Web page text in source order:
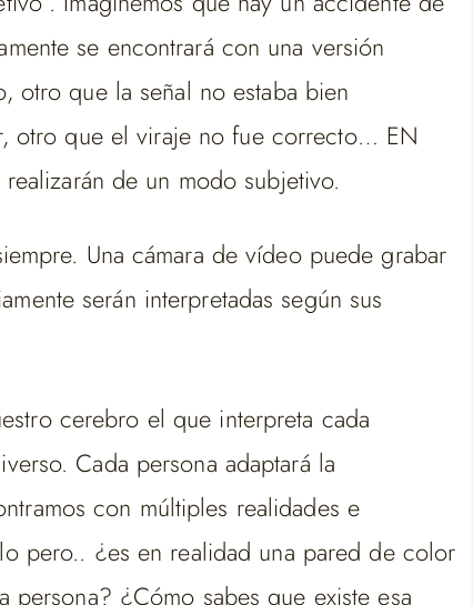
se encontrará con una versión
otro que la señal no estaba bien
otro que el viraje no fue correcto… EN
de un modo subjetivo.
Una cámara de vídeo puede grabar
serán interpretadas según sus
cerebro el que interpreta cada
Cada persona adaptará la
con múltiples realidades e
pero.. ¿es en realidad una pared de color
¿Cómo sabes que existe esa